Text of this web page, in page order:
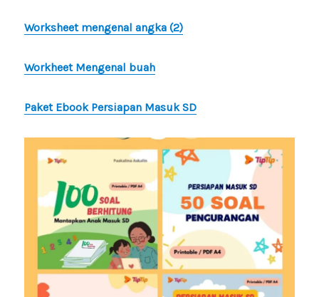
Worksheet mengenal angka (2)
Workheet Mengenal buah
Paket Ebook Persiapan Masuk SD